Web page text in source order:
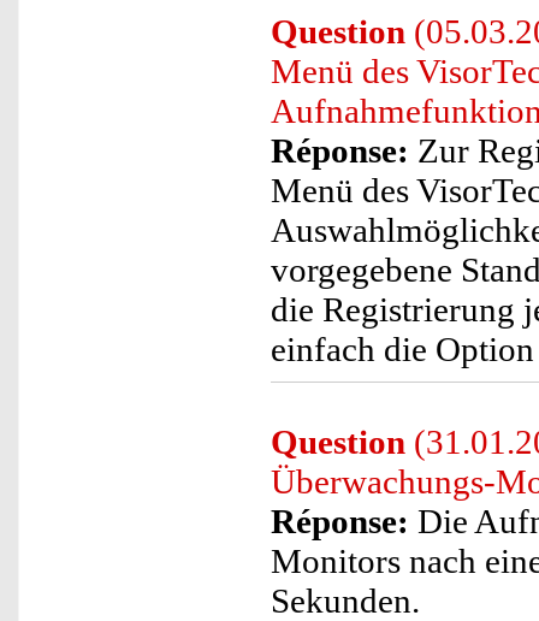
Question
Menü des
Réponse: Zur
Menü des
vorgegebene
die Registrierung
einfach die
Question
Überwachungs-
Réponse: Die
Monitors nach
Sekunden.